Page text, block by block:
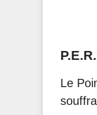
Le